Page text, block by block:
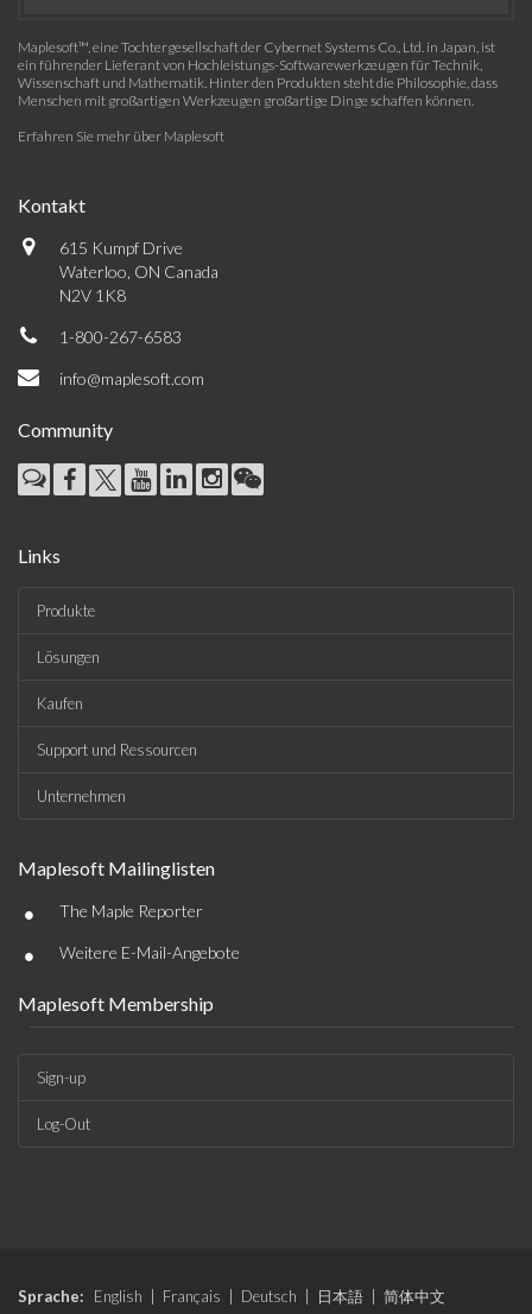
Maplesoft™, eine Tochtergesellschaft der Cybernet Systems Co., Ltd. in Japan, ist
ein führender Lieferant von Hochleistungs-Softwarewerkzeugen für Technik,
Wissenschaft und Mathematik. Hinter den Produkten steht die Philosophie, dass
Menschen mit großartigen Werkzeugen großartige Dinge schaffen können.
Erfahren Sie mehr über Maplesoft
Kontakt
615 Kumpf Drive
Waterloo, ON Canada
N2V 1K8
1-800-267-6583
info@maplesoft.com
Community
Links
Produkte
Lösungen
Kaufen
Support und Ressourcen
Unternehmen
Maplesoft Mailinglisten
• The Maple Reporter
• Weitere E-Mail-Angebote
Maplesoft Membership
Sign-up
Log-Out
Sprache: English Français Deutsch 日本語 简体中文